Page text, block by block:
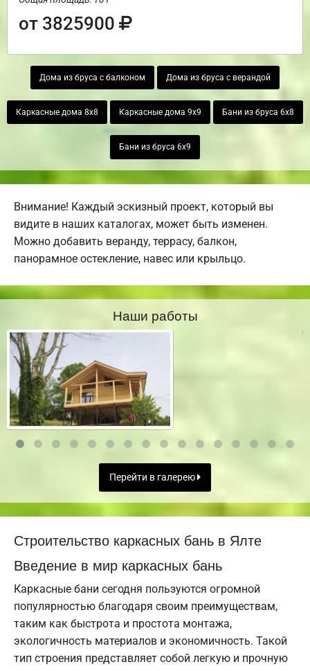
от 3825900
Дома из бруса с балконом Дома из бруса с верандой
Каркасные дома 8х8 Каркасные дома 9х9 Бани из бруса 6х8
Бани из бруса 6х9
Внимание! Каждый эскизный проект, который вы
видите в наших каталогах, может быть изменен.
Можно добавить веранду, террасу, балкон,
панорамное остекление, навес или крыльцо.
Наши работы
Перейти в галерею
Строительство каркасных бань в Ялте
Введение в мир каркасных бань
Каркасные бани сегодня пользуются огромной
популярностью благодаря своим преимуществам,
таким как быстрота и простота монтажа,
экологичность материалов и экономичность. Такой
тип строения представляет собой легкую и прочную